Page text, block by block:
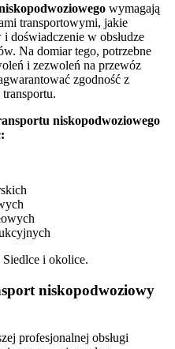
wymagają
transportowymi, jakie
doświadczenie w obsłudze
Na domiar tego, potrzebne
i zezwoleń na przewóz
zgodność z
niskopodwoziowego
niskopodwoziowy
profesjonalnej obsługi